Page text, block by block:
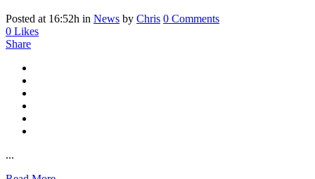
Posted at 16:52h in News by Chris 0 Comments
0 Likes
Share
...